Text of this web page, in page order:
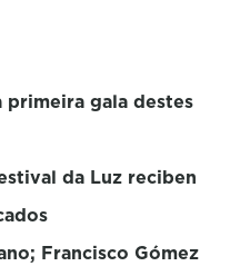
primeira gala destes
da Luz reciben
Francisco Gómez